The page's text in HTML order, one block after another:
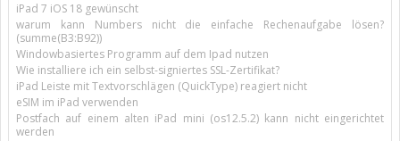
iPad 7 iOS 18 gewünscht
warum kann Numbers nicht die einfache Rechenaufgabe lösen?
(summe(B3:B92))
Windowbasiertes Programm auf dem Ipad nutzen
Wie installiere ich ein selbst-signiertes SSL-Zertifikat?
iPad Leiste mit Textvorschlägen (QuickType) reagiert nicht
eSIM im iPad verwenden
Postfach auf einem alten iPad mini (os12.5.2) kann nicht eingerichtet
werden